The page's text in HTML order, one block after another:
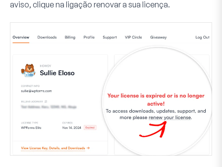
aviso, clique na ligação renovar a sua licença.